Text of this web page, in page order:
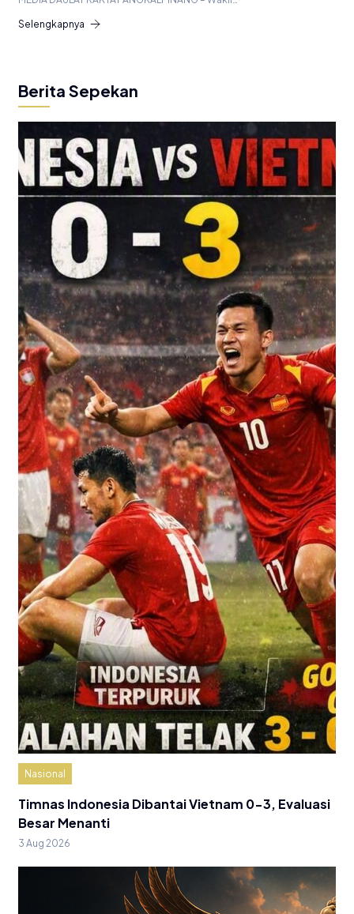
Selengkapnya
Berita Sepekan
Nasional
Timnas Indonesia Dibantai Vietnam 0-3, Evaluasi
Besar Menanti
3 Aug 2026